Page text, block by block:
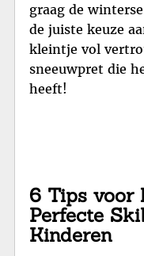
graag de
de juiste keuze
kleintje vol
sneeuwpret die
heeft!
6 Tips voor
Perfecte
Kinderen